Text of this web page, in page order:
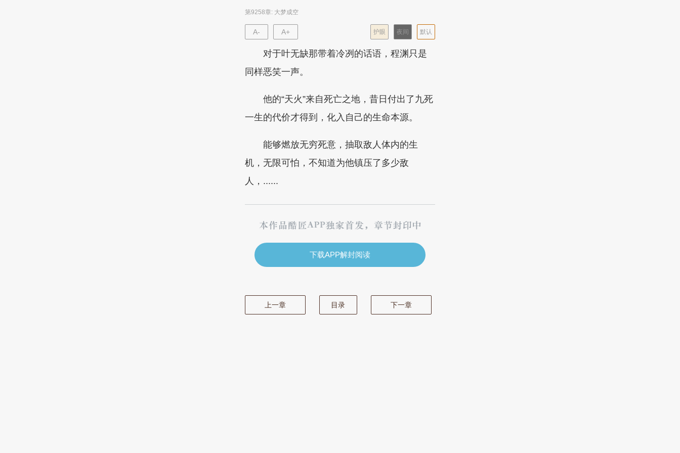
第9258章: 大梦成空
A- A+ 默认
夜间
护眼
对于叶无缺那带着冷冽的话语，程渊只是
同样恶笑一声。
他的“天火”来自死亡之地，昔日付出了九死
一生的代价才得到，化入自己的生命本源。
能够燃放无穷死意，抽取敌人体内的生
机，无限可怕，不知道为他镇压了多少敌
人，......
下载APP解封阅读
上一章 目录 下一章